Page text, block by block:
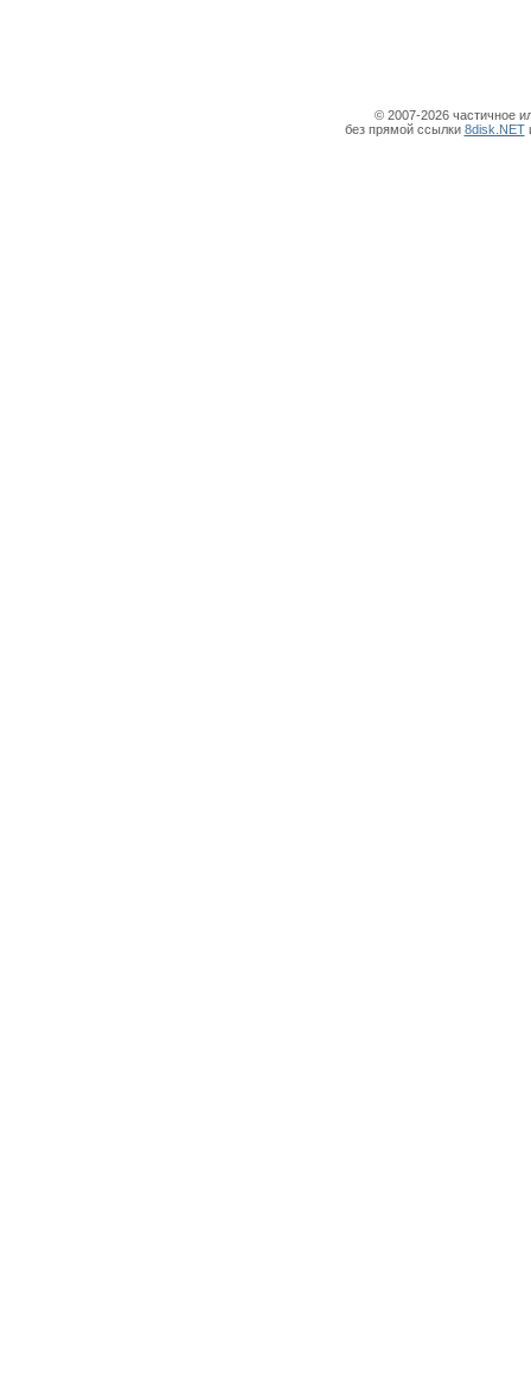
© 2007-2026 частичное
без прямой ссылки 8disk.NET